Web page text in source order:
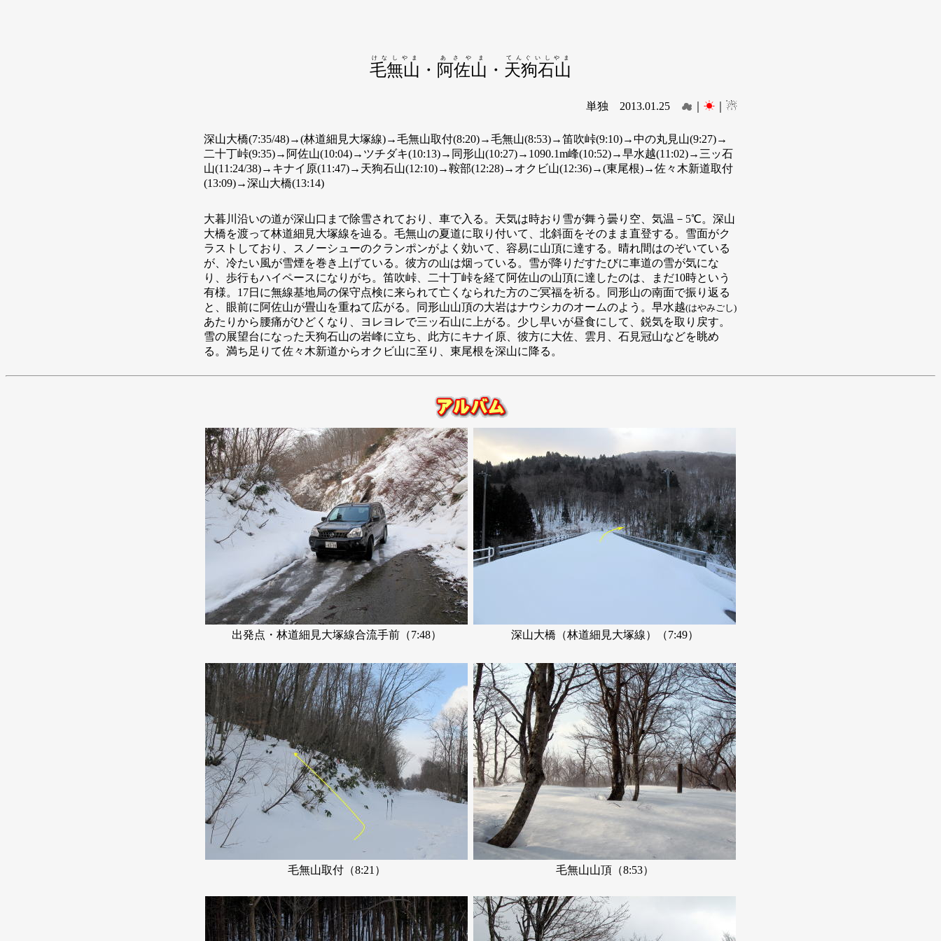
毛無山
けなしやま
・ 阿佐山
あさやま
・ 天狗石山
てんぐいしやま
単独 2013.01.25 ☁ ☀ ｜☃
深山大橋(7:35/48)→(林道細見大塚線)→毛無山取付(8:20)→毛無山(8:53)→笛吹峠(9:10)→中の丸見山(9:27)→
二十丁峠(9:35)→阿佐山(10:04)→ツチダキ(10:13)→同形山(10:27)→1090.1m峰(10:52)→早水越(11:02)→三ッ石
山(11:24/38)→キナイ原(11:47)→天狗石山(12:10)→鞍部(12:28)→オクビ山(12:36)→(東尾根)→佐々木新道取付
(13:09)→深山大橋(13:14)
大暮川沿いの道が深山口まで除雪されており、車で入る。天気は時おり雪が舞う曇り空、気温－5℃。深山
大橋を渡って林道細見大塚線を辿る。毛無山の夏道に取り付いて、北斜面をそのまま直登する。雪面がク
ラストしており、スノーシューのクランポンがよく効いて、容易に山頂に達する。晴れ間はのぞいている
が、冷たい風が雪煙を巻き上げている。彼方の山は烟っている。雪が降りだすたびに車道の雪が気にな
り、歩行もハイペースになりがち。笛吹峠、二十丁峠を経て阿佐山の山頂に達したのは、まだ10時という
有様。17日に無線基地局の保守点検に来られて亡くなられた方のご冥福を祈る。同形山の南面で振り返る
と、眼前に阿佐山が畳山を重ねて広がる。同形山山頂の大岩はナウシカのオームのよう。早水越(はやみごし)
あたりから腰痛がひどくなり、ヨレヨレで三ッ石山に上がる。少し早いが昼食にして、鋭気を取り戻す。
雪の展望台になった天狗石山の岩峰に立ち、此方にキナイ原、彼方に大佐、雲月、石見冠山などを眺め
る。満ち足りて佐々木新道からオクビ山に至り、東尾根を深山に降る。
出発点・林道細見大塚線合流手前（7:48） 深山大橋（林道細見大塚線）（7:49）
毛無山取付（8:21） 毛無山山頂（8:53）